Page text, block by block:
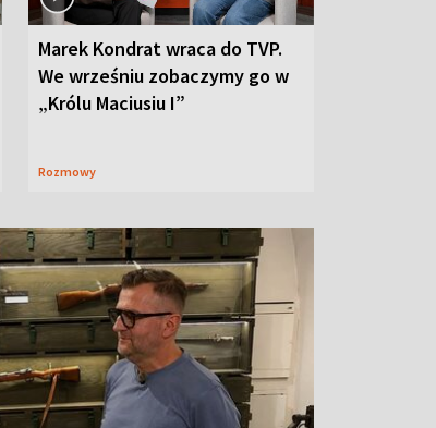
Marek Kondrat wraca do TVP.
We wrześniu zobaczymy go w
„Królu Maciusiu I”
Rozmowy